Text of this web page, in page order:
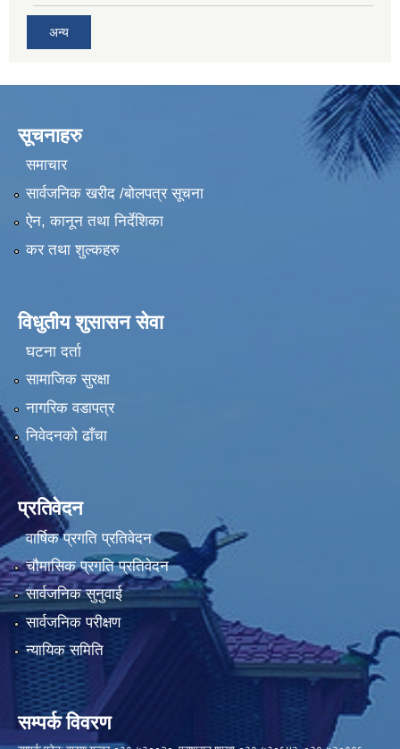
अन्य
सूचनाहरु
समाचार
सार्वजनिक खरीद /बोलपत्र सूचना
ऐन, कानून तथा निर्देशिका
कर तथा शुल्कहरु
विधुतीय शुसासन सेवा
घटना दर्ता
सामाजिक सुरक्षा
नागरिक वडापत्र
निवेदनको ढाँचा
प्रतिवेदन
वार्षिक प्रगति प्रतिवेदन
चौमासिक प्रगति प्रतिवेदन
सार्वजनिक सुनुवाई
सार्वजनिक परीक्षण
न्यायिक समिति
सम्पर्क विवरण